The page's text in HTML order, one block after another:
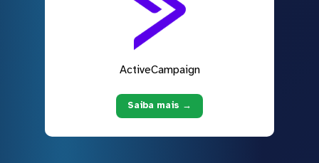
ActiveCampaign
Saiba mais →